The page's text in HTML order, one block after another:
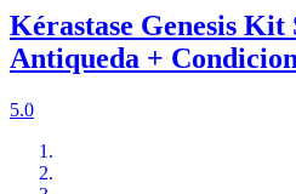
Kérastase Genesis Kit
Antiqueda +
5.0